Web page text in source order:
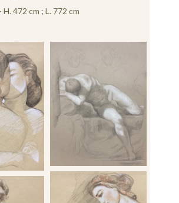
472 cm ; L. 772 cm